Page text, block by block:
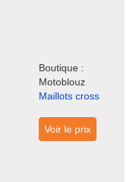
Boutique :
Motoblouz
Maillots cross
Voir le prix